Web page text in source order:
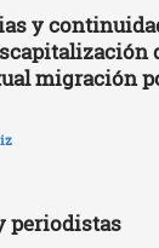
y
migración
periodistas